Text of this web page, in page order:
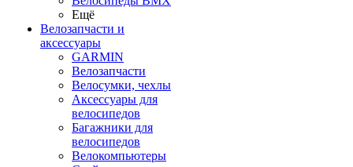
Ещё
Велозапчасти и
аксессуары
GARMIN
Велозапчасти
Велосумки, чехлы
Аксессуары для
велосипедов
Багажники для
велосипедов
Велокомпьютеры